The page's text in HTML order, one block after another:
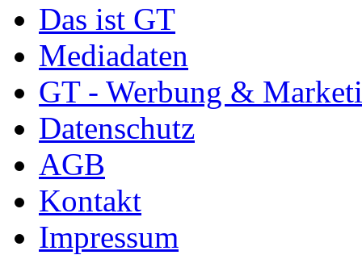
Das ist GT
Mediadaten
GT - Werbung &
Datenschutz
AGB
Kontakt
Impressum